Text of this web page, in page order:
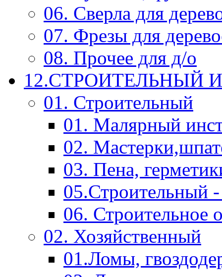
06. Сверла для
07. Фрезы для
08. Прочее для д/о
12.СТРОИТЕЛЬНЫЙ
01. Строительный
01. Малярный
02.
03. Пена,
05.Строительный
06. Строительное
02. Хозяйственный
01.Ломы,